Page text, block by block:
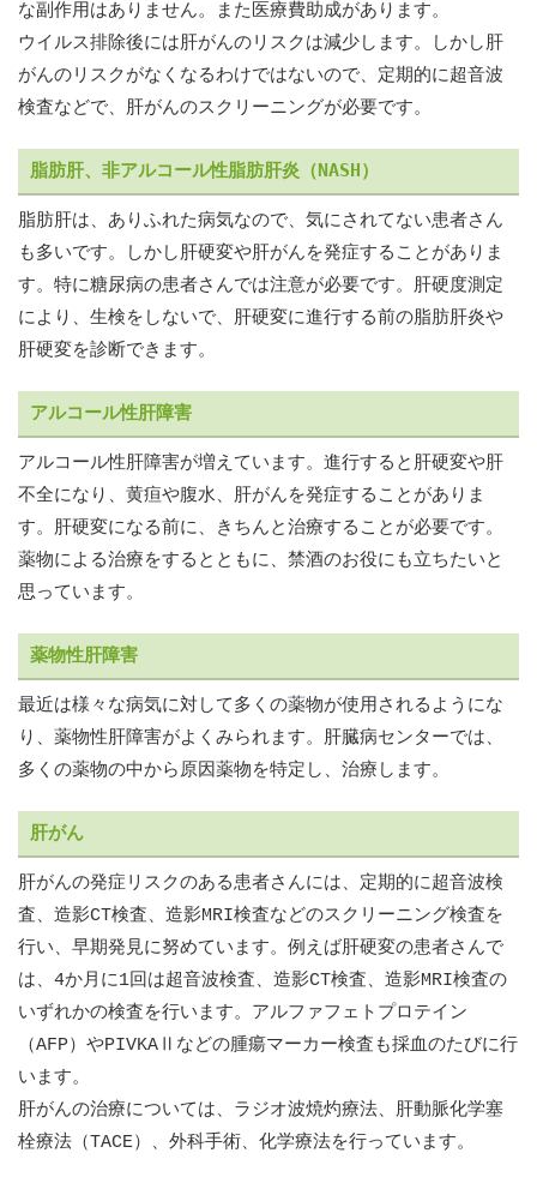
な副作用はありません。また医療費助成があります。
ウイルス排除後には肝がんのリスクは減少します。しかし肝
がんのリスクがなくなるわけではないので、定期的に超音波
検査などで、肝がんのスクリーニングが必要です。
脂肪肝、非アルコール性脂肪肝炎（NASH）
脂肪肝は、ありふれた病気なので、気にされてない患者さん
も多いです。しかし肝硬変や肝がんを発症することがありま
す。特に糖尿病の患者さんでは注意が必要です。肝硬度測定
により、生検をしないで、肝硬変に進行する前の脂肪肝炎や
肝硬変を診断できます。
アルコール性肝障害
アルコール性肝障害が増えています。進行すると肝硬変や肝
不全になり、黄疸や腹水、肝がんを発症することがありま
す。肝硬変になる前に、きちんと治療することが必要です。
薬物による治療をするとともに、禁酒のお役にも立ちたいと
思っています。
薬物性肝障害
最近は様々な病気に対して多くの薬物が使用されるようにな
り、薬物性肝障害がよくみられます。肝臓病センターでは、
多くの薬物の中から原因薬物を特定し、治療します。
肝がん
肝がんの発症リスクのある患者さんには、定期的に超音波検
査、造影CT検査、造影MRI検査などのスクリーニング検査を
行い、早期発見に努めています。例えば肝硬変の患者さんで
は、4か月に1回は超音波検査、造影CT検査、造影MRI検査の
いずれかの検査を行います。アルファフェトプロテイン
（AFP）やPIVKAⅡなどの腫瘍マーカー検査も採血のたびに行
います。
肝がんの治療については、ラジオ波焼灼療法、肝動脈化学塞
栓療法（TACE）、外科手術、化学療法を行っています。